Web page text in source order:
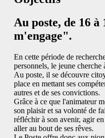
Au poste, de 16 à
m'engage".
En cette période de
personnels, le jeune
Au poste, il se découvre
place en mettant ses
autres et de ses convictions.
Grâce à ce que l'animateur
son plaisir et sa volonté de
réfléchir à son avenir, agir
aller au bout de ses rêves.